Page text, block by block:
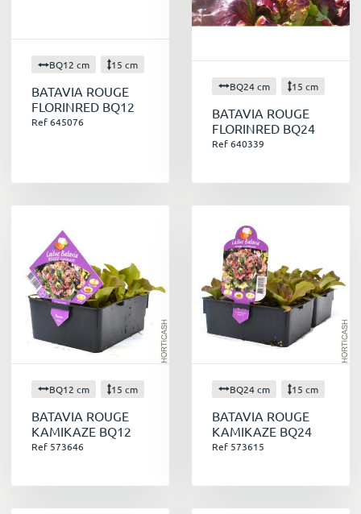
BQ12 cm 15 cm
BATAVIA ROUGE
FLORINRED BQ12
Ref 645076
BQ24 cm 15 cm
BATAVIA ROUGE
FLORINRED BQ24
Ref 640339
BQ12 cm 15 cm
BATAVIA ROUGE
KAMIKAZE BQ12
Ref 573646
BQ24 cm 15 cm
BATAVIA ROUGE
KAMIKAZE BQ24
Ref 573615